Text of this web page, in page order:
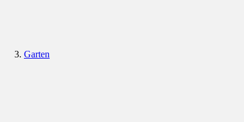
Garten